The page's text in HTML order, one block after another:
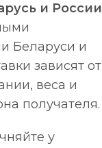
и России
Беларуси и
зависят от
веса и
получателя.
у